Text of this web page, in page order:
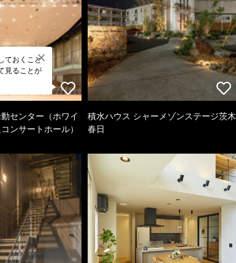
ておくこと
見ることが
センター（ホワイ
ンサートホール）
積水ハウス シャーメゾンステージ茨木
春日